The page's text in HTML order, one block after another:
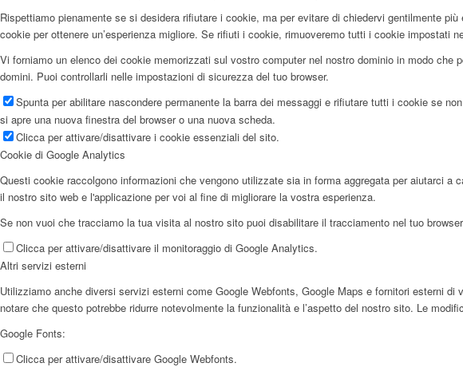
Rispettiamo pienamente se si desidera rifiutare i cookie, ma per evitare di chiedervi gentilmente
cookie per ottenere un’esperienza migliore. Se rifiuti i cookie, rimuoveremo tutti i cookie impostati
Vi forniamo un elenco dei cookie memorizzati sul vostro computer nel nostro dominio in modo
domini. Puoi controllarli nelle impostazioni di sicurezza del tuo browser.
Spunta per abilitare nascondere permanente la barra dei messaggi e rifiutare tutti i cookie se
si apre una nuova finestra del browser o una nuova scheda.
Clicca per attivare/disattivare i cookie essenziali del sito.
Cookie di Google Analytics
Questi cookie raccolgono informazioni che vengono utilizzate sia in forma aggregata per aiutarci
il nostro sito web e l'applicazione per voi al fine di migliorare la vostra esperienza.
Se non vuoi che tracciamo la tua visita al nostro sito puoi disabilitare il tracciamento nel tuo
Clicca per attivare/disattivare il monitoraggio di Google Analytics.
Altri servizi esterni
Utilizziamo anche diversi servizi esterni come Google Webfonts, Google Maps e fornitori esterni
notare che questo potrebbe ridurre notevolmente la funzionalità e l’aspetto del nostro sito. Le
Google Fonts:
Clicca per attivare/disattivare Google Webfonts.